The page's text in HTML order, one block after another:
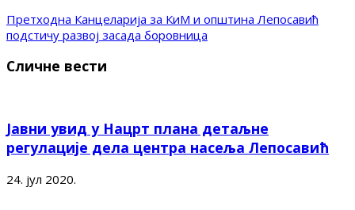
Претходна Канцеларија за КиМ и општина Лепосавић
подстичу развој засада боровницa
Сличне вести
Јавни увид у Нацрт плана детаљне
регулације дела центра насеља Лепосавић
24. јул 2020.